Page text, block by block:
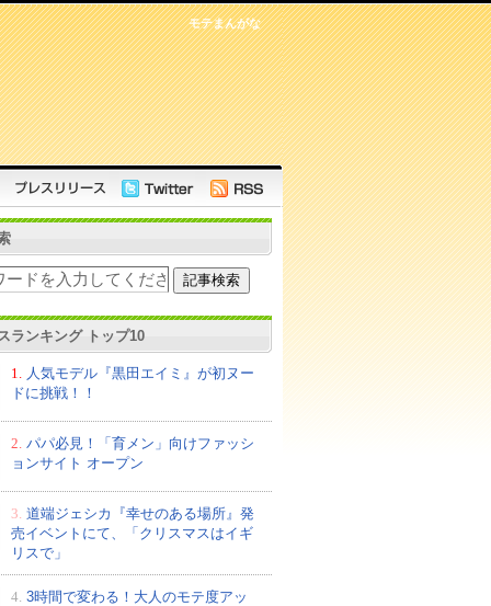
モテまんがな
ランキング トップ10
1.
人気モデル『黒田エイミ』が初ヌー
ドに挑戦！！
2. パパ必見！「育メン」向けファッシ
ョンサイト オープン
3. 道端ジェシカ『幸せのある場所』発
売イベントにて、「クリスマスはイギ
リスで」
4. 3時間で変わる！大人のモテ度アッ